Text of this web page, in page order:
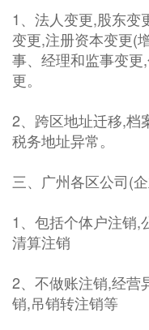
1、法人变更,股东变
变更,注册资本变更(
事、经理和监事变
更。
2、跨区地址迁移,档
税务地址异常。
三、广州各区公司(
1、包括个体户注销,
清算注销
2、不做账注销,经营
销,吊销转注销等